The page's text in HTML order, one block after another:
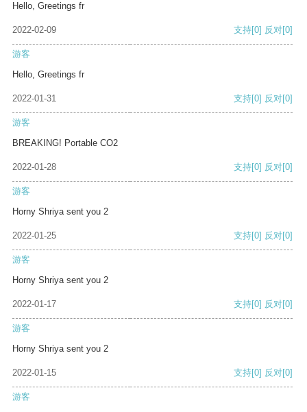
Hello, Greetings fr
2022-02-09 支持[0] 反对[0]
游客
Hello, Greetings fr
2022-01-31 支持[0] 反对[0]
游客
BREAKING! Portable CO2
2022-01-28 支持[0] 反对[0]
游客
Horny Shriya sent you 2
2022-01-25 支持[0] 反对[0]
游客
Horny Shriya sent you 2
2022-01-17 支持[0] 反对[0]
游客
Horny Shriya sent you 2
2022-01-15 支持[0] 反对[0]
游客